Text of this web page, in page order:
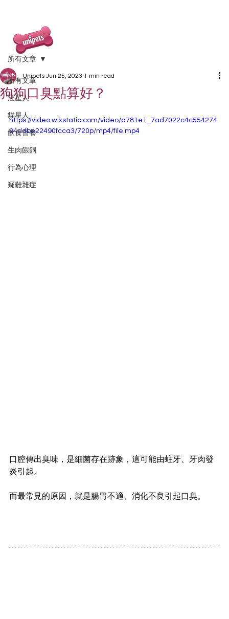
所有文章
汪星人
貓星人
飲食營養
生肉餵飼
行為心理
疑難雜症
所有文章
狗狗口臭點算好？
Unipets Jun 25, 2023 1 min read
https://video.wixstatic.com/video/a781e1_7ad7022c4c554274
94ddbe22490fcca3/720p/mp4/file.mp4
口腔傳出臭味，是細菌存在跡象，這可能由蛀牙、牙肉發
炎引起。
而最常見的原因，就是腸胃不適、消化不良引起口臭。